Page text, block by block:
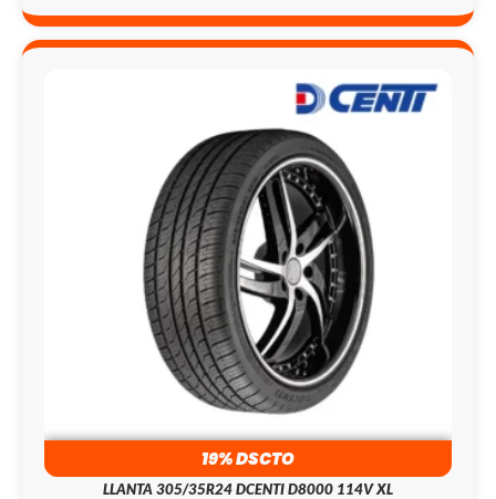
19% DSCTO
LLANTA 305/35R24 DCENTI D8000 114V XL